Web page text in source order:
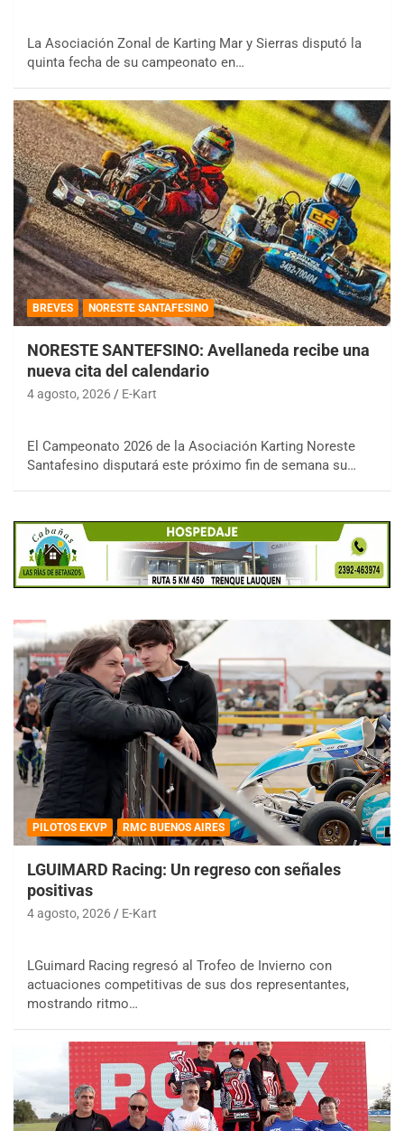
La Asociación Zonal de Karting Mar y Sierras disputó la
quinta fecha de su campeonato en…
BREVES NORESTE SANTAFESINO
NORESTE SANTEFSINO: Avellaneda recibe una
nueva cita del calendario
4 agosto, 2026 E-Kart
El Campeonato 2026 de la Asociación Karting Noreste
Santafesino disputará este próximo fin de semana su…
PILOTOS EKVP RMC BUENOS AIRES
LGUIMARD Racing: Un regreso con señales
positivas
4 agosto, 2026 E-Kart
LGuimard Racing regresó al Trofeo de Invierno con
actuaciones competitivas de sus dos representantes,
mostrando ritmo…